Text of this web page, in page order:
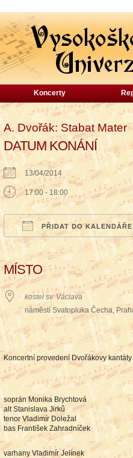
Koncerty
A. Dvořák: Stabat Mater
DATUM KONÁNÍ
13/04/2014
17:00 - 18:00
PŘIDAT DO KALENDÁŘE
Download ICSGoogle Calendar
iCalendarOffice
MÍSTO
kostel sv. Václava
náměstí Svatopluka Čecha,
Koncertní provedení Dvořákovy
soprán Monika Brychtová
alt Stanislava Jirků
tenor Vladimír Doležal
bas František Zahradníček
varhany Vladimír Jelínek